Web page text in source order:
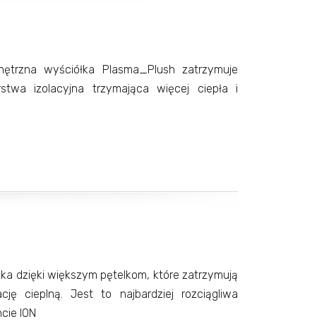
wyściółka Plasma_Plush zatrzymuje
izolacyjna trzymająca więcej ciepła i
dzięki większym pętelkom, które zatrzymują
cieplną. Jest to najbardziej rozciągliwa
ION